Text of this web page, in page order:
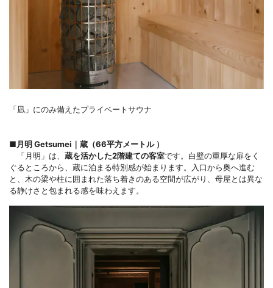
「凪」にのみ備えたプライベートサウナ
■月明 Getsumei｜蔵（66平方メートル ）
「月明」は、 蔵を活かした2階建ての客室です。白壁の重厚な扉をく
ぐるところから、蔵に泊まる特別感が始まります。入口から奥へ進む
と、木の梁や柱に囲まれた落ち着きのある空間が広がり、母屋とは異な
る静けさと包まれる感を味わえます。